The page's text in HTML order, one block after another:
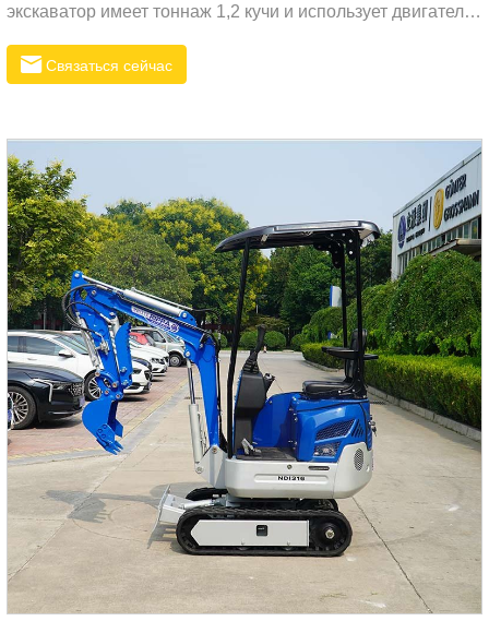
экскаватор имеет тоннаж 1,2 кучи и использует двигатель
шума и низкой вибрации. Этот двигатель - дизельный
двигатель.
Связаться сейчас